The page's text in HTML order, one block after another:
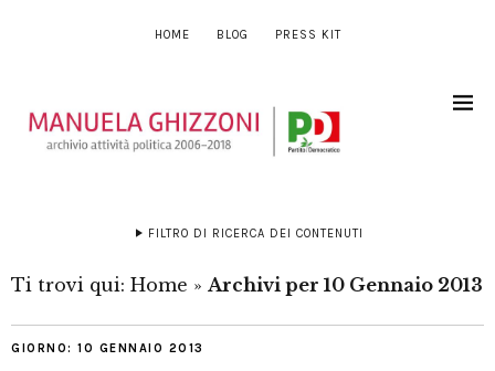
HOME BLOG PRESS KIT
FILTRO DI RICERCA DEI CONTENUTI
Ti trovi qui: Home » Archivi per 10 Gennaio 2013
GIORNO: 10 GENNAIO 2013